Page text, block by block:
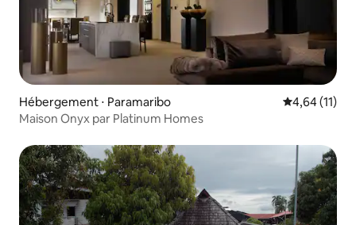
Hébergement ⋅ Paramaribo Évaluation
4,64 (11)
Maison Onyx par Platinum Homes